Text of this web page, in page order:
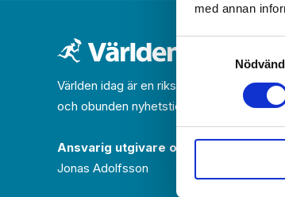
med annan
Samtyckesval
Världen idag är en rikstäckande
och obunden nyhets­­­tidning på kristen
Ansvarig utgivare och chef­redaktör:
Jonas Adolfsson